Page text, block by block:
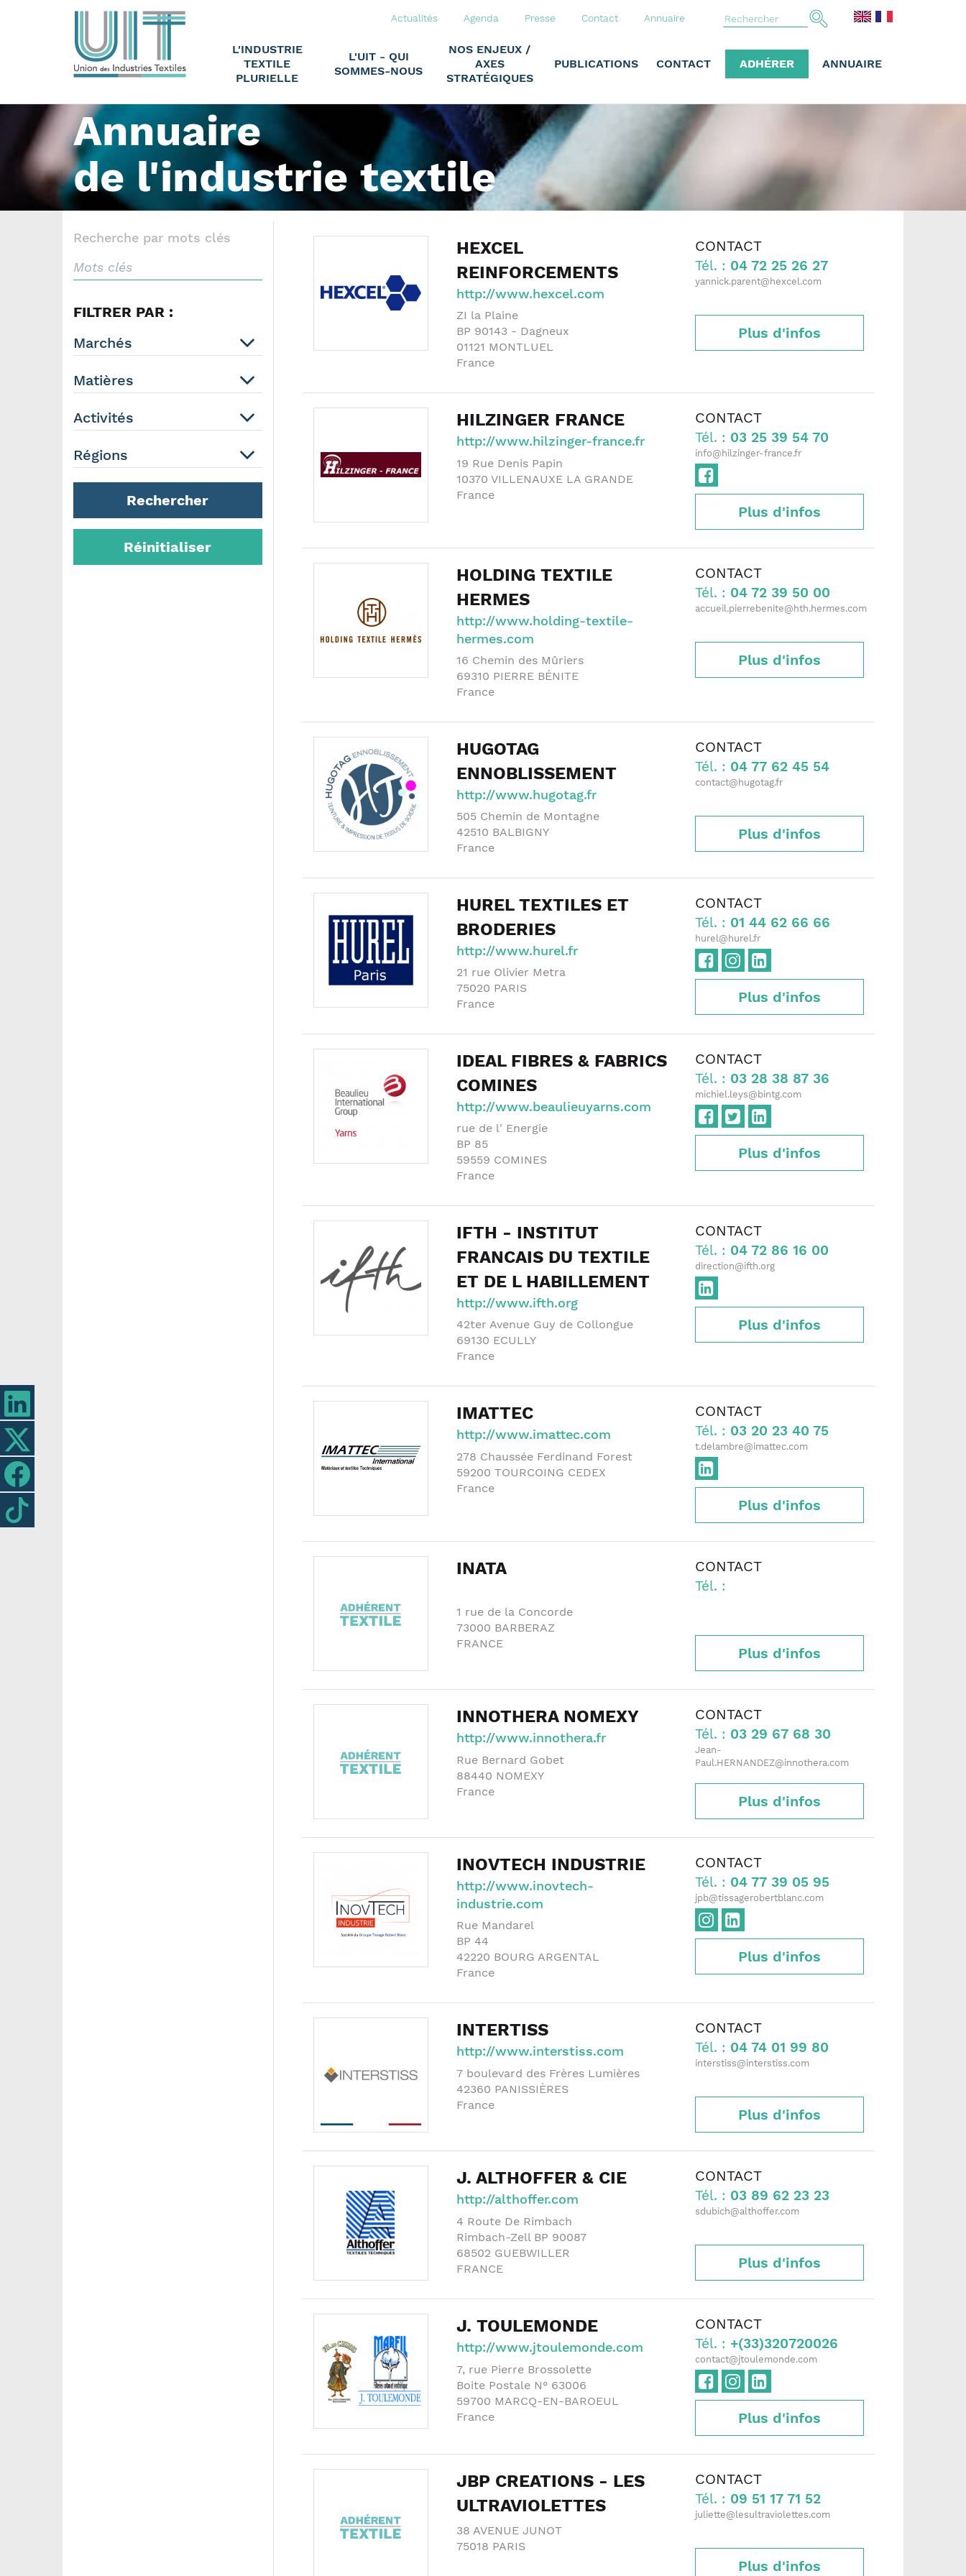
Actualités Agenda Presse Contact Annuaire
L'INDUSTRIE
TEXTILE
PLURIELLE
L'UIT - QUI
SOMMES-NOUS
NOS ENJEUX /
AXES
STRATÉGIQUES
PUBLICATIONS CONTACT ADHÉRER ANNUAIRE
Annuaire
de l'industrie textile
Recherche par mots clés
FILTRER PAR :
Marchés
Matières
Activités
Régions
Rechercher
Réinitialiser
HEXCEL
REINFORCEMENTS
http://www.hexcel.com
ZI la Plaine
BP 90143 - Dagneux
01121 MONTLUEL
France
CONTACT
Tél. : 04 72 25 26 27
yannick.parent@hexcel.com
Plus d'infos
HILZINGER FRANCE
http://www.hilzinger-france.fr
19 Rue Denis Papin
10370 VILLENAUXE LA GRANDE
France
CONTACT
Tél. : 03 25 39 54 70
info@hilzinger-france.fr
Plus d'infos
HOLDING TEXTILE
HERMES
http://www.holding-textile-
hermes.com
16 Chemin des Mûriers
69310 PIERRE BÉNITE
France
CONTACT
Tél. : 04 72 39 50 00
accueil.pierrebenite@hth.hermes.com
Plus d'infos
HUGOTAG
ENNOBLISSEMENT
http://www.hugotag.fr
505 Chemin de Montagne
42510 BALBIGNY
France
CONTACT
Tél. : 04 77 62 45 54
contact@hugotag.fr
Plus d'infos
HUREL TEXTILES ET
BRODERIES
http://www.hurel.fr
21 rue Olivier Metra
75020 PARIS
France
CONTACT
Tél. : 01 44 62 66 66
hurel@hurel.fr
Plus d'infos
IDEAL FIBRES & FABRICS
COMINES
http://www.beaulieuyarns.com
rue de l' Energie
BP 85
59559 COMINES
France
CONTACT
Tél. : 03 28 38 87 36
michiel.leys@bintg.com
Plus d'infos
IFTH - INSTITUT
FRANCAIS DU TEXTILE
ET DE L HABILLEMENT
http://www.ifth.org
42ter Avenue Guy de Collongue
69130 ECULLY
France
CONTACT
Tél. : 04 72 86 16 00
direction@ifth.org
Plus d'infos
IMATTEC
http://www.imattec.com
278 Chaussée Ferdinand Forest
59200 TOURCOING CEDEX
France
CONTACT
Tél. : 03 20 23 40 75
t.delambre@imattec.com
Plus d'infos
INATA
1 rue de la Concorde
73000 BARBERAZ
FRANCE
CONTACT
Tél. :
Plus d'infos
INNOTHERA NOMEXY
http://www.innothera.fr
Rue Bernard Gobet
88440 NOMEXY
France
CONTACT
Tél. : 03 29 67 68 30
Jean-
Paul.HERNANDEZ@innothera.com
Plus d'infos
INOVTECH INDUSTRIE
http://www.inovtech-
industrie.com
Rue Mandarel
BP 44
42220 BOURG ARGENTAL
France
CONTACT
Tél. : 04 77 39 05 95
jpb@tissagerobertblanc.com
Plus d'infos
INTERTISS
http://www.interstiss.com
7 boulevard des Frères Lumières
42360 PANISSIÈRES
France
CONTACT
Tél. : 04 74 01 99 80
interstiss@interstiss.com
Plus d'infos
J. ALTHOFFER & CIE
http://althoffer.com
4 Route De Rimbach
Rimbach-Zell BP 90087
68502 GUEBWILLER
FRANCE
CONTACT
Tél. : 03 89 62 23 23
sdubich@althoffer.com
Plus d'infos
J. TOULEMONDE
http://www.jtoulemonde.com
7, rue Pierre Brossolette
Boite Postale N° 63006
59700 MARCQ-EN-BAROEUL
France
CONTACT
Tél. : +(33)320720026
contact@jtoulemonde.com
Plus d'infos
JBP CREATIONS - LES
ULTRAVIOLETTES
38 AVENUE JUNOT
75018 PARIS
CONTACT
Tél. : 09 51 17 71 52
juliette@lesultraviolettes.com
Plus d'infos